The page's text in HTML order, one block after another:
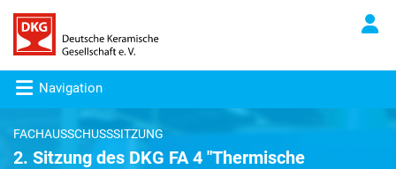
Navigation
FACHAUSSCHUSSSITZUNG
2. Sitzung des DKG FA 4 "Thermische